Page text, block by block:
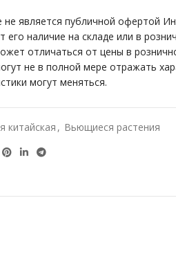
является публичной офертой
его наличие на складе или в
отличаться от цены в
не в полной мере отражать
могут меняться.
китайская , Вьющиеся растения